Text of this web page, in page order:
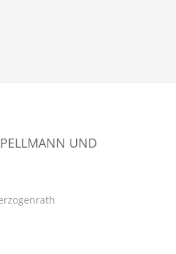
UND